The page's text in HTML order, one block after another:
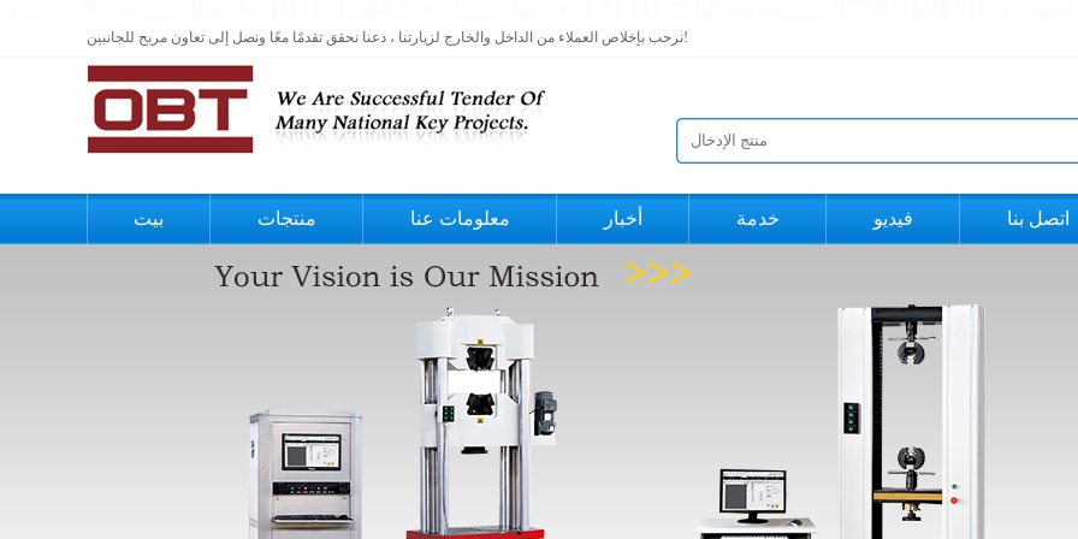
نرحب بإخلاص العملاء من الداخل والخارج لزيارتنا ، دعنا نحقق تقدمًا معًا ونصل إلى تعاون مربح للجانبين!
بيت منتجات معلومات عنا أخبار خدمة فيديو اتصل بنا